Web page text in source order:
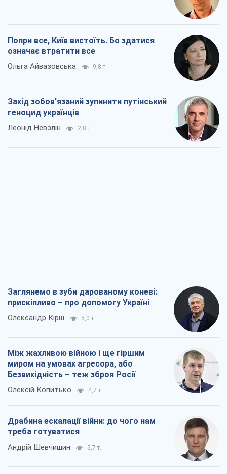
Попри все, Київ вистоїть. Бо здатися
означає втратити все
Ольга Айвазовська 9,8 т.
Захід зобов'язаний зупинити путінський
геноцид українців
Леонід Невзлін 2,8 т.
Заглянемо в зуби дарованому коневі:
прискіпливо – про допомогу Україні
Олександр Кірш 5,0 т.
Між жахливою війною і ще гіршим
миром на умовах агресора, або
Безвихідність – теж зброя Росії
Олексій Копитько 4,7 т.
Драбина ескалації війни: до чого нам
треба готуватися
Андрій Шевчишин 5,7 т.